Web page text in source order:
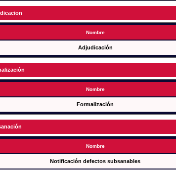
Nombre
Adjudicación
Nombre
Formalización
Nombre
Notificación defectos subsanables